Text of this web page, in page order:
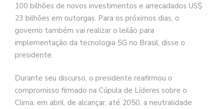
100 bilhões de novos investimentos e arrecadados US$
23 bilhões em outorgas. Para os próximos dias, o
governo também vai realizar o leilão para
implementação da tecnologia 5G no Brasil, disse o
presidente.
Durante seu discurso, o presidente reafirmou o
compromisso firmado na Cúpula de Líderes sobre o
Clima, em abril, de alcançar, até 2050, a neutralidade